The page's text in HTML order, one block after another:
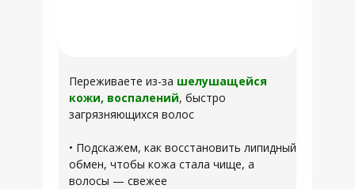
Переживаете из-за шелушащейся
кожи, воспалений, быстро
загрязняющихся волос
• Подскажем, как восстановить липидный
обмен, чтобы кожа стала чище, а
волосы — свежее